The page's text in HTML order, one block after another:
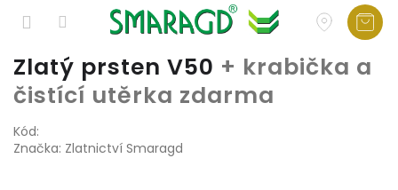
Přejít
na
obsah
Zlatý prsten V50 + krabička a
čistící utěrka zdarma
Kód:
Značka: Zlatnictví Smaragd